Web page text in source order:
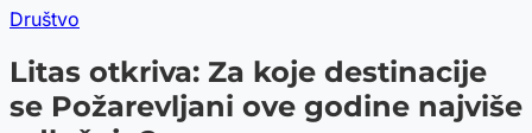
Društvo
Litas otkriva: Za koje destinacije
se Požarevljani ove godine najviše